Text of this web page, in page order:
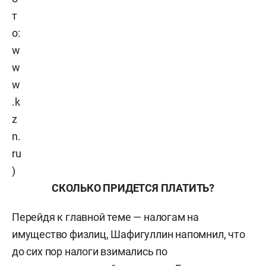
т
о:
w
w
w
.k
z
n.
ru
)
СКОЛЬКО ПРИДЕТСЯ ПЛАТИТЬ?
Перейдя к главной теме — налогам на
имущество физлиц, Шафигуллин напомнил, что
до сих пор налоги взимались по